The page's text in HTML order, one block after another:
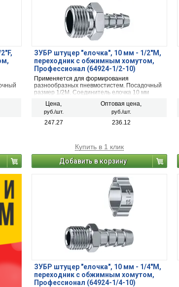
ЗУБР штуцер ″елочка″, 10 мм - 1/2″M,
переходник с обжимным хомутом,
Профессионал (64924-1/2-10)
Применяется для формирования
разнообразных пневмостистем. Посадочный
размер 1/2М. Соединитель елочка 10 мм
Цена,
руб./шт.
Оптовая цена,
руб./шт.
247.27 236.12
Купить в 1 клик
Добавить в корзину
ЗУБР штуцер ″елочка″, 10 мм - 1/4″M,
переходник с обжимным хомутом,
Профессионал (64924-1/4-10)